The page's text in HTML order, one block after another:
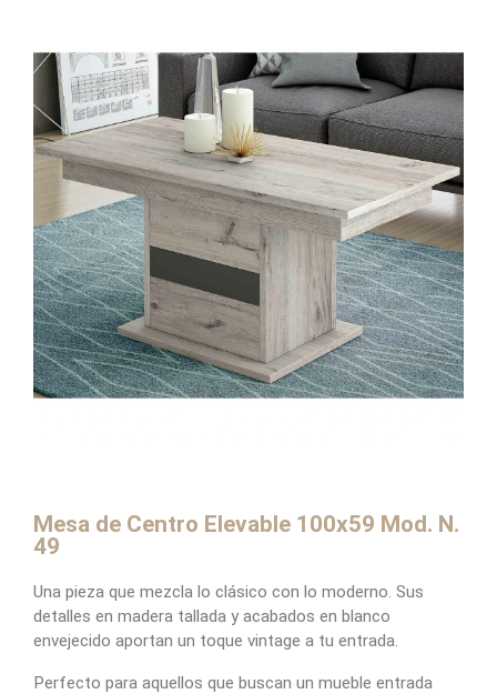
Mesa de Centro Elevable 100x59 Mod. N.
49
Una pieza que mezcla lo clásico con lo moderno. Sus
detalles en madera tallada y acabados en blanco
envejecido aportan un toque vintage a tu entrada.
Perfecto para aquellos que buscan un mueble entrada